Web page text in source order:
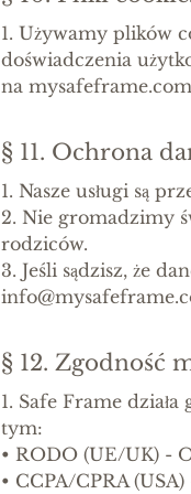
1. Używamy plików
doświadczenia
na
§ 11. Ochrona
1. Nasze usługi są
2. Nie gromadzimy
rodziców.
3. Jeśli sądzisz, że
§ 12. Zgodność
1. Safe Frame
tym:
• RODO (UE/UK) -
• CCPA/CPRA